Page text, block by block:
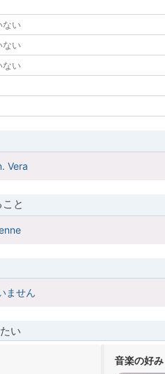
ない
ない
ない
Vera
と
ません
い
音楽の好み